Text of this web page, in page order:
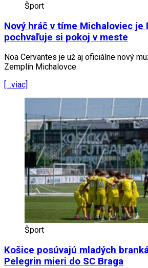
Šport
Nový hráč v tíme Michaloviec je
pochvaľuje si pokoj v meste
Noa Cervantes je už aj oficiálne nový
Zemplín Michalovce.
[…viac]
Šport
Košice posúvajú mladých
Pelegrin mieri do SC Braga